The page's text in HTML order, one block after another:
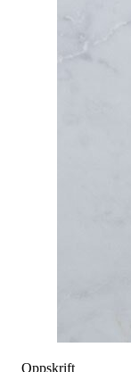
Oppskrift